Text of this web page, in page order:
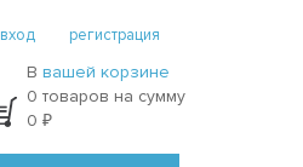
вход регистрация
В вашей корзине
0 товаров на сумму
0 ₽